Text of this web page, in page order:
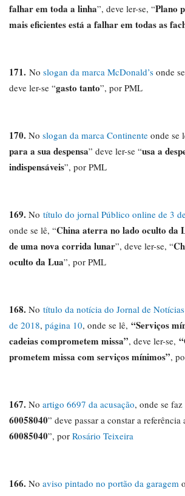
falhar em toda a linha”, deve ler-se, “Plano
mais eficientes está a falhar em todas as
171. No slogan da marca McDonald’s onde
deve ler-se “gasto tanto”, por PML
170. No slogan da marca Continente onde se
para a sua despensa” deve ler-se “usa a
indispensáveis”, por PML
169. No título do jornal Público online de 3
onde se lê, “China aterra no lado oculto da
de uma nova corrida lunar”, deve ler-se, “
oculto da Lua”, por PML
168. No título da notícia do Jornal de
de 2018, página 10, onde se lê, “Serviços
cadeias comprometem missa”, deve ler-se,
prometem missa com serviços mínimos”,
167. No artigo 6697 da acusação, onde se
60058040” deve passar a constar a referência
60085040”, por Rosário Teixeira
166. No aviso pintado no portão da garagem